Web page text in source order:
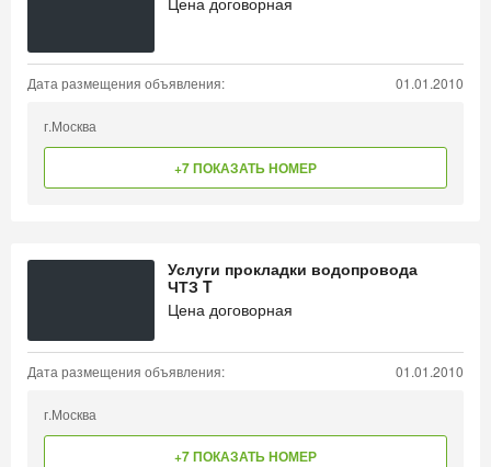
Дата размещения объявления: 01.01.2010
г.Москва
+7 ПОКАЗАТЬ НОМЕР
Услуги прокладки водопровода
ЧТЗ T
Цена договорная
Дата размещения объявления: 01.01.2010
г.Москва
+7 ПОКАЗАТЬ НОМЕР